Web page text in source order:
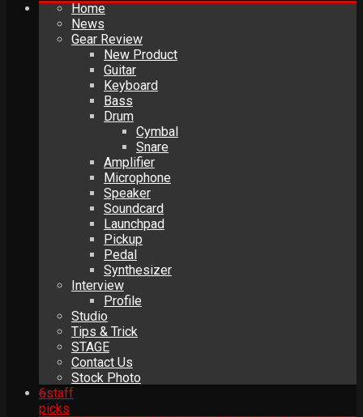
Home
News
Gear Review
New Product
Guitar
Keyboard
Bass
Drum
Cymbal
Snare
Amplifier
Microphone
Speaker
Soundcard
Launchpad
Pickup
Pedal
Synthesizer
Interview
Profile
Studio
Tips & Trick
STAGE
Contact Us
Stock Photo
6staff
picks